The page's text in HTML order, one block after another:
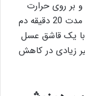
بر روی حرارت
بگذارید؛ سپس شعله را کم کرده و اجازه دهید به مدت 20 دقیقه دم
با یک قاشق عسل
زیادی در کاهش